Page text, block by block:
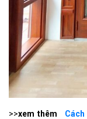
>>xem thêm
Cách